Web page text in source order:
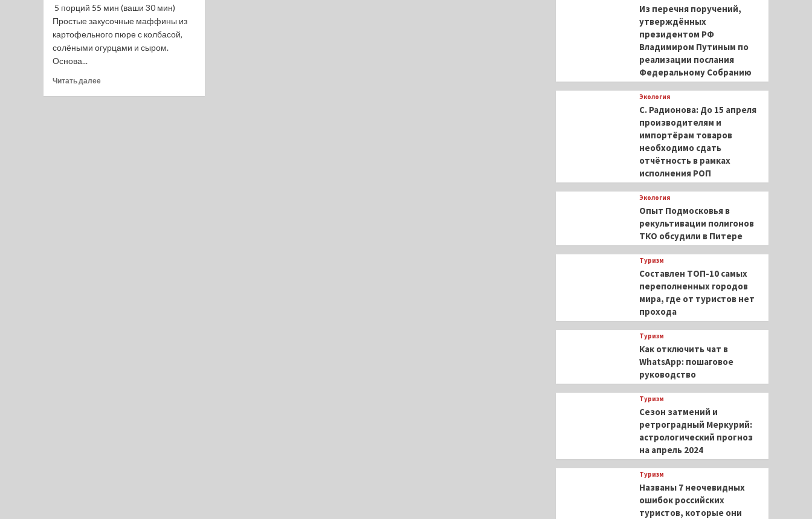
5 порций 55 мин (ваши 30 мин)
Простые закусочные маффины из
картофельного пюре с колбасой,
солёными огурцами и сыром.
Основа...
Читать далееПрочитать
Из перечня поручений,
утверждённых
президентом РФ
Владимиром Путиным по
реализации послания
Федеральному Собранию
Экология
С. Радионова: До 15 апреля
производителям и
импортёрам товаров
необходимо сдать
отчётность в рамках
исполнения РОП
Экология
Опыт Подмосковья в
рекультивации полигонов
ТКО обсудили в Питере
Туризм
Составлен ТОП-10 самых
переполненных городов
мира, где от туристов нет
прохода
Туризм
Как отключить чат в
WhatsApp: пошаговое
руководство
Туризм
Сезон затмений и
ретроградный Меркурий:
астрологический прогноз
на апрель 2024
Туризм
Названы 7 неочевидных
ошибок российских
туристов, которые они